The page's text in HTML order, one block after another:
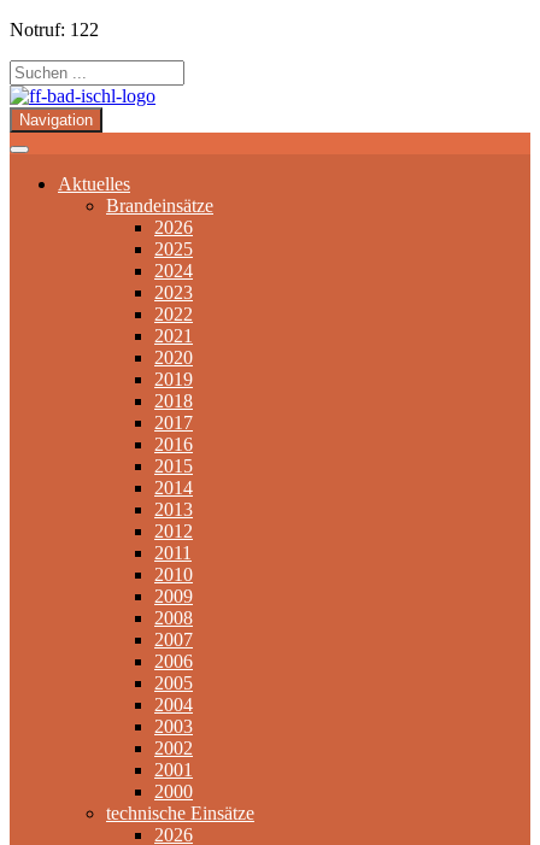
Notruf: 122
Navigation
Aktuelles
Brandeinsätze
2026
2025
2024
2023
2022
2021
2020
2019
2018
2017
2016
2015
2014
2013
2012
2011
2010
2009
2008
2007
2006
2005
2004
2003
2002
2001
2000
technische Einsätze
2026